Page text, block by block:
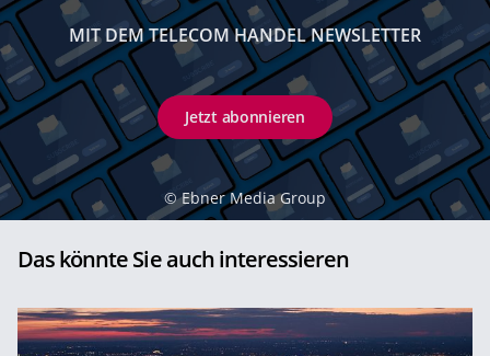
MIT DEM TELECOM HANDEL NEWSLETTER
Jetzt abonnieren
© Ebner Media Group
Das könnte Sie auch interessieren